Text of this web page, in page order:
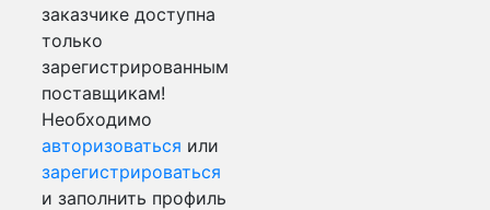
заказчике доступна
только
зарегистрированным
поставщикам!
Необходимо
авторизоваться или
зарегистрироваться
и заполнить профиль